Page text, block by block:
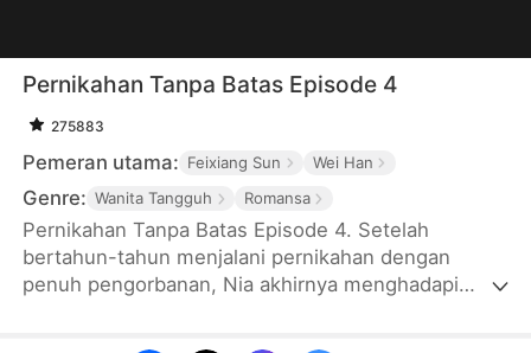
Pernikahan Tanpa Batas Episode 4
275883
Pemeran utama: Feixiang Sun Wei Han
Genre: Wanita Tangguh Romansa
Pernikahan Tanpa Batas Episode 4. Setelah
bertahun-tahun menjalani pernikahan dengan
penuh pengorbanan, Nia akhirnya menghadapi